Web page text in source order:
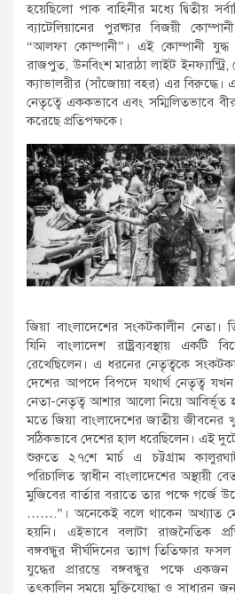
হয়েছিলো পাক বাহিনীর মধ্যে দ্বিতীয়
ব্যাটেলিয়ানের পুরষ্কার বিজয়ী
“আলফা কোম্পানী”। এই কোম্পানী
রাজপুত, উনবিংশ মারাঠা লাইট
ক্যাভালরীর (সাঁজোয়া বহর) এর বিরুদ্ধে।
নেতৃত্বে এককভাবে এবং সম্মিলিতভাবে
করেছে প্রতিপক্ষকে।
জিয়া বাংলাদেশের সংকটকালীন নেতা।
যিনি বাংলাদেশ রাষ্ট্রব্যবস্থায় একটি
রেখেছিলেন। এ ধরনের নেতৃত্বকে
দেশের আপদে বিপদে যথার্থ নেতৃত্ব
নেতা-নেতৃত্ব আশার আলো নিয়ে আবির্ভূত
মতে জিয়া বাংলাদেশের জাতীয়
সঠিকভাবে দেশের হাল ধরেছিলেন। এই
শুরুতে ২৭শে মার্চ এ চট্টগ্রাম
পরিচালিত স্বাধীন বাংলাদেশের অস্থায়ী
মুজিবের বার্তার বরাতে তার পক্ষে গর্জে
…….”। অনেকেই বলে থাকেন অখ্যাত
হয়নি। এইভাবে বলাটা রাজনৈতিক
বঙ্গবন্ধুর দীর্ঘদিনের ত্যাগ তিতিক্ষার
যুদ্ধের প্রারম্ভে বঙ্গবন্ধুর পক্ষে
তৎকালিন সময়ে মুক্তিযোদ্ধা ও সাধারন